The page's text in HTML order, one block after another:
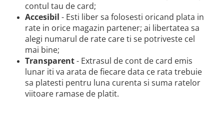
⬇ TIPURI
Barbati
Dama
Ieftine
Pliabila
Tip Scuter
⬇ MARCI
contul tau de card;
Accesibil - Esti liber sa folosesti oricand plata in
rate in orice magazin partener; ai libertatea sa
alegi numarul de rate care ti se potriveste cel
mai bine;
Transparent- Extrasul de cont de card emis
lunar iti va arata de fiecare data ce rata trebuie
sa platesti pentru luna curenta si suma ratelor
viitoare ramase de platit.